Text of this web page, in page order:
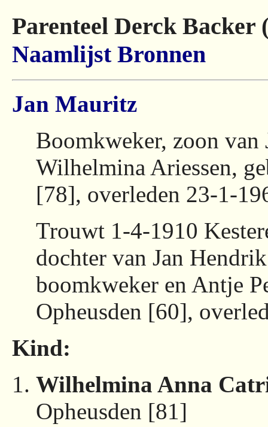
Parenteel Derck Backer
Naamlijst Bronnen
Jan Mauritz
Boomkweker, zoon
Wilhelmina Ariessen,
[78], overleden 23-1-
Trouwt 1-4-1910
dochter van Jan
boomkweker en Antje
Opheusden [60],
Kind:
Wilhelmina Anna
Opheusden [81]